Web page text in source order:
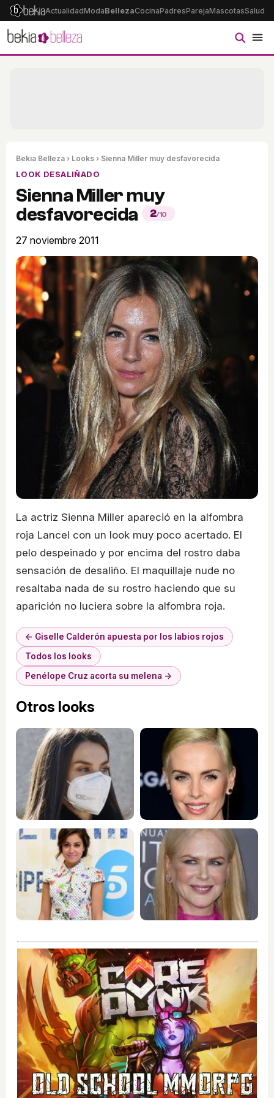
ActualidadModaBellezaCocinaPadresParejaMascotasSalud
Bekia Belleza › Looks › Sienna Miller muy desfavorecida
LOOK DESALIÑADO
Sienna Miller muy
desfavorecida
2/10
27 noviembre 2011
La actriz Sienna Miller apareció en la alfombra
roja Lancel con un look muy poco acertado. El
pelo despeinado y por encima del rostro daba
sensación de desaliño. El maquillaje nude no
resaltaba nada de su rostro haciendo que su
aparición no luciera sobre la alfombra roja.
← Giselle Calderón apuesta por los labios rojos
Todos los looks
Penélope Cruz acorta su melena →
Otros looks